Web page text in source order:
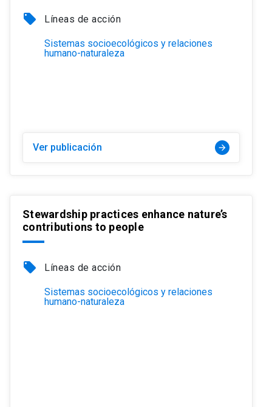
local_offer Líneas de acción
Sistemas socioecológicos y relaciones
humano-naturaleza
Ver publicación arrow_forward
Stewardship practices enhance nature’s
contributions to people
local_offer Líneas de acción
Sistemas socioecológicos y relaciones
humano-naturaleza